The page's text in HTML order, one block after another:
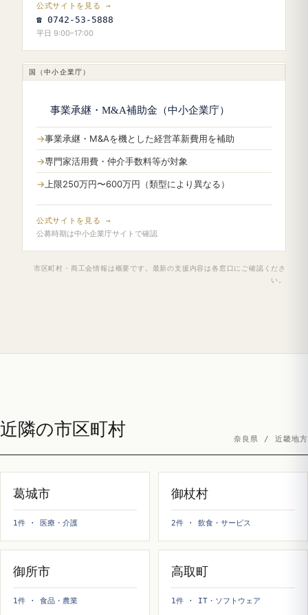
公式サイトを見る →
☎ 0742-53-5888
平日 9:00–17:00
国（中小企業庁）
事業承継・M&A補助金（中小企業庁）
事業承継・M&Aを機とした経営革新費用を補助
専門家活用費・仲介手数料等が対象
上限250万円〜600万円（類型により異なる）
公式サイトを見る →
公募時期は中小企業庁サイトで確認
市区町村・商工会情報は概要です。最新の支援内容は各窓口にご確認くださ
い。
近隣の市区町村 奈良県 / 近畿地方
葛城市
1件 · 医療・介護
御杖村
2件 · 飲食・サービス
御所市
1件 · 食品・農業
高取町
1件 · IT・ソフトウェア